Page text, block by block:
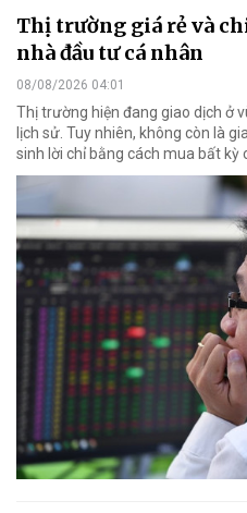
Thị trường giá rẻ và
nhà đầu tư cá nhân
08/08/2026 04:01
Thị trường hiện đang giao dịch ở
lịch sử. Tuy nhiên, không còn là
sinh lời chỉ bằng cách mua bất kỳ